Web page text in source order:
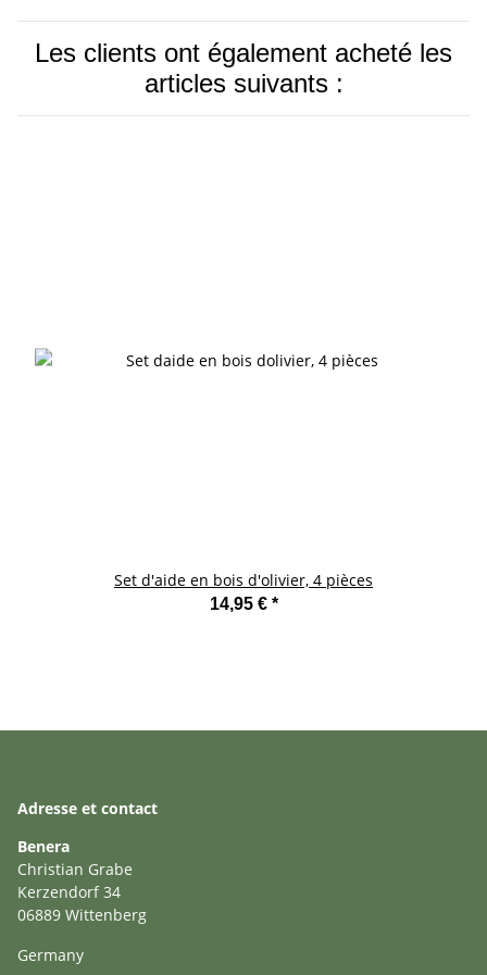
Les clients ont également acheté les
articles suivants :
Set d'aide en bois d'olivier, 4 pièces
14,95 € *
Adresse et contact
Benera
Christian Grabe
Kerzendorf 34
06889 Wittenberg
Germany